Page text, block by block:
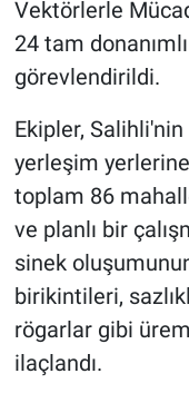
Vektörlerle
24 tam
görevlendirildi.
Ekipler,
yerleşim
toplam 86
ve planlı bir
sinek
birikintileri,
rögarlar gibi
ilaçlandı.